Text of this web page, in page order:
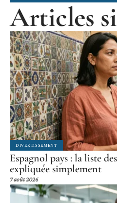
Articles
DIVERTISSEMENT
Espagnol pays : la liste
expliquée simplement
7 août 2026